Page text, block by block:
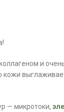
и
— микротоки,